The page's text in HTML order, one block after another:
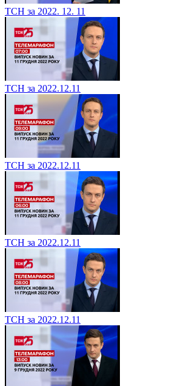
ТСН за 2022. 12. 11
ТСН за 2022.12.11
ТСН за 2022.12.11
ТСН за 2022.12.11
ТСН за 2022.12.11